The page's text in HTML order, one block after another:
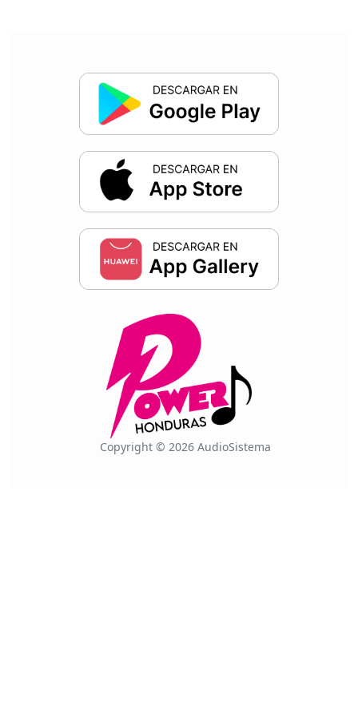
Copyright © 2026 AudioSistema